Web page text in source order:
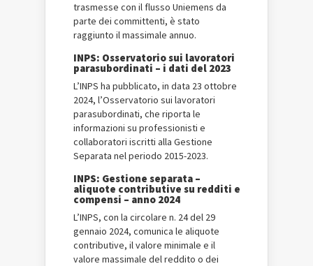
trasmesse con il flusso Uniemens da
parte dei committenti, è stato
raggiunto il massimale annuo.
INPS: Osservatorio sui lavoratori
parasubordinati – i dati del 2023
L’INPS ha pubblicato, in data 23 ottobre
2024, l’Osservatorio sui lavoratori
parasubordinati, che riporta le
informazioni su professionisti e
collaboratori iscritti alla Gestione
Separata nel periodo 2015-2023.
INPS: Gestione separata –
aliquote contributive su redditi e
compensi – anno 2024
L’INPS, con la circolare n. 24 del 29
gennaio 2024, comunica le aliquote
contributive, il valore minimale e il
valore massimale del reddito o dei